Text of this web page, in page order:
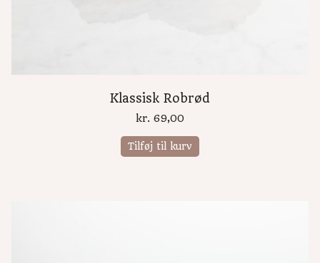
Klassisk Robrød
kr. 69,00
Tilføj til kurv